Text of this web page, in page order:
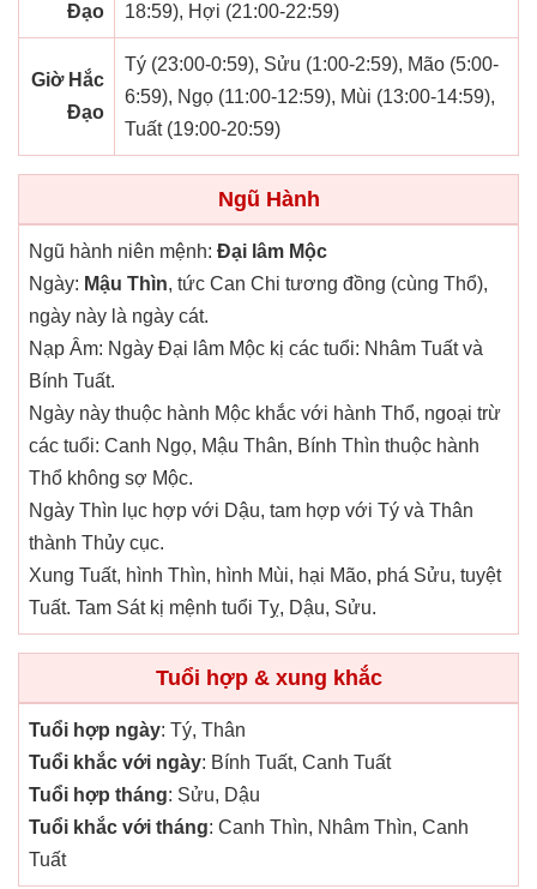
Đạo
18:59), Hợi (21:00-22:59)
Giờ Hắc
Đạo
Tý (23:00-0:59), Sửu (1:00-2:59), Mão (5:00-
6:59), Ngọ (11:00-12:59), Mùi (13:00-14:59),
Tuất (19:00-20:59)
Ngũ Hành
Ngũ hành niên mệnh: Đại lâm Mộc
Ngày: Mậu Thìn, tức Can Chi tương đồng (cùng Thổ),
ngày này là ngày cát.
Nạp Âm: Ngày Đại lâm Mộc kị các tuổi: Nhâm Tuất và
Bính Tuất.
Ngày này thuộc hành Mộc khắc với hành Thổ, ngoại trừ
các tuổi: Canh Ngọ, Mậu Thân, Bính Thìn thuộc hành
Thổ không sợ Mộc.
Ngày Thìn lục hợp với Dậu, tam hợp với Tý và Thân
thành Thủy cục.
Xung Tuất, hình Thìn, hình Mùi, hại Mão, phá Sửu, tuyệt
Tuất. Tam Sát kị mệnh tuổi Tỵ, Dậu, Sửu.
Tuổi hợp & xung khắc
Tuổi hợp ngày: Tý, Thân
Tuổi khắc với ngày: Bính Tuất, Canh Tuất
Tuổi hợp tháng: Sửu, Dậu
Tuổi khắc với tháng: Canh Thìn, Nhâm Thìn, Canh
Tuất